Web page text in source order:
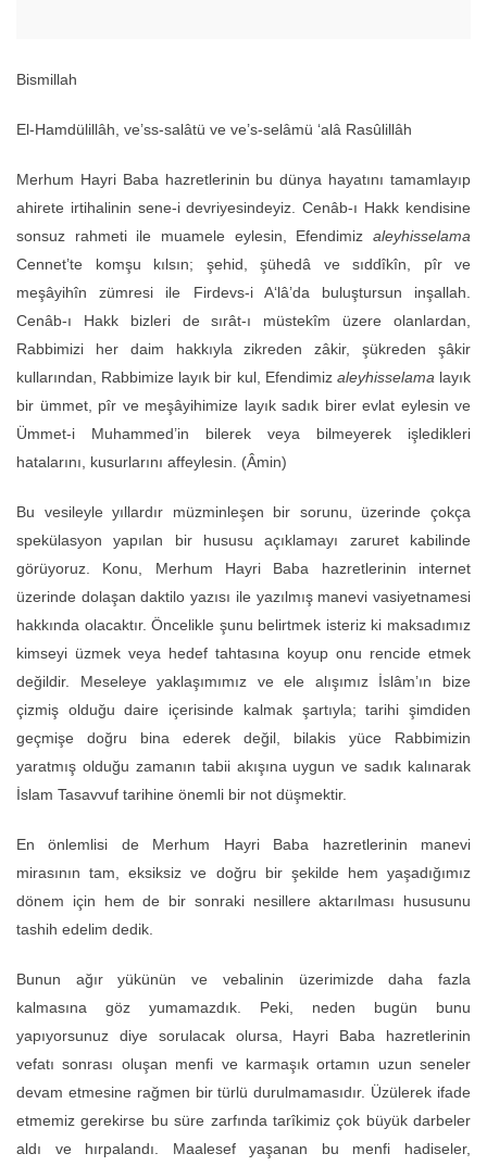
Bismillah
El-Hamdülillâh, ve’ss-salâtü ve ve’s-selâmü ‘alâ Rasûlillâh
Merhum Hayri Baba hazretlerinin bu dünya hayatını tamamlayıp
ahirete irtihalinin sene-i devriyesindeyiz. Cenâb-ı Hakk kendisine
sonsuz rahmeti ile muamele eylesin, Efendimiz aleyhisselama
Cennet’te komşu kılsın; şehid, şühedâ ve sıddîkîn, pîr ve
meşâyihîn zümresi ile Firdevs-i A‘lâ’da buluştursun inşallah.
Cenâb-ı Hakk bizleri de sırât-ı müstekîm üzere olanlardan,
Rabbimizi her daim hakkıyla zikreden zâkir, şükreden şâkir
kullarından, Rabbimize layık bir kul, Efendimiz aleyhisselama layık
bir ümmet, pîr ve meşâyihimize layık sadık birer evlat eylesin ve
Ümmet-i Muhammed’in bilerek veya bilmeyerek işledikleri
hatalarını, kusurlarını affeylesin. (Âmin)
Bu vesileyle yıllardır müzminleşen bir sorunu, üzerinde çokça
spekülasyon yapılan bir hususu açıklamayı zaruret kabilinde
görüyoruz. Konu, Merhum Hayri Baba hazretlerinin internet
üzerinde dolaşan daktilo yazısı ile yazılmış manevi vasiyetnamesi
hakkında olacaktır. Öncelikle şunu belirtmek isteriz ki maksadımız
kimseyi üzmek veya hedef tahtasına koyup onu rencide etmek
değildir. Meseleye yaklaşımımız ve ele alışımız İslâm’ın bize
çizmiş olduğu daire içerisinde kalmak şartıyla; tarihi şimdiden
geçmişe doğru bina ederek değil, bilakis yüce Rabbimizin
yaratmış olduğu zamanın tabii akışına uygun ve sadık kalınarak
İslam Tasavvuf tarihine önemli bir not düşmektir.
En önlemlisi de Merhum Hayri Baba hazretlerinin manevi
mirasının tam, eksiksiz ve doğru bir şekilde hem yaşadığımız
dönem için hem de bir sonraki nesillere aktarılması hususunu
tashih edelim dedik.
Bunun ağır yükünün ve vebalinin üzerimizde daha fazla
kalmasına göz yumamazdık. Peki, neden bugün bunu
yapıyorsunuz diye sorulacak olursa, Hayri Baba hazretlerinin
vefatı sonrası oluşan menfi ve karmaşık ortamın uzun seneler
devam etmesine rağmen bir türlü durulmamasıdır. Üzülerek ifade
etmemiz gerekirse bu süre zarfında tarîkimiz çok büyük darbeler
aldı ve hırpalandı. Maalesef yaşanan bu menfi hadiseler,